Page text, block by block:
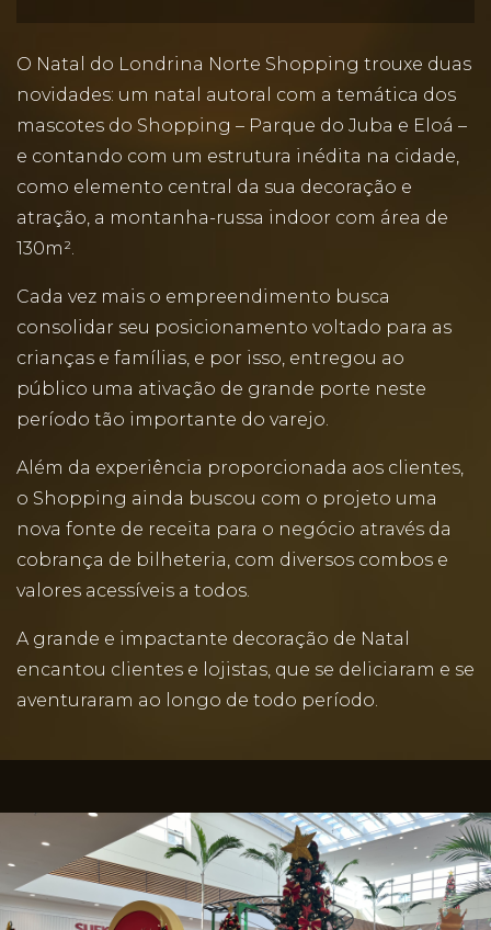
O Natal do Londrina Norte Shopping trouxe duas
novidades: um natal autoral com a temática dos
mascotes do Shopping – Parque do Juba e Eloá –
e contando com um estrutura inédita na cidade,
como elemento central da sua decoração e
atração, a montanha-russa indoor com área de
130m².
Cada vez mais o empreendimento busca
consolidar seu posicionamento voltado para as
crianças e famílias, e por isso, entregou ao
público uma ativação de grande porte neste
período tão importante do varejo.
Além da experiência proporcionada aos clientes,
o Shopping ainda buscou com o projeto uma
nova fonte de receita para o negócio através da
cobrança de bilheteria, com diversos combos e
valores acessíveis a todos.
A grande e impactante decoração de Natal
encantou clientes e lojistas, que se deliciaram e se
aventuraram ao longo de todo período.